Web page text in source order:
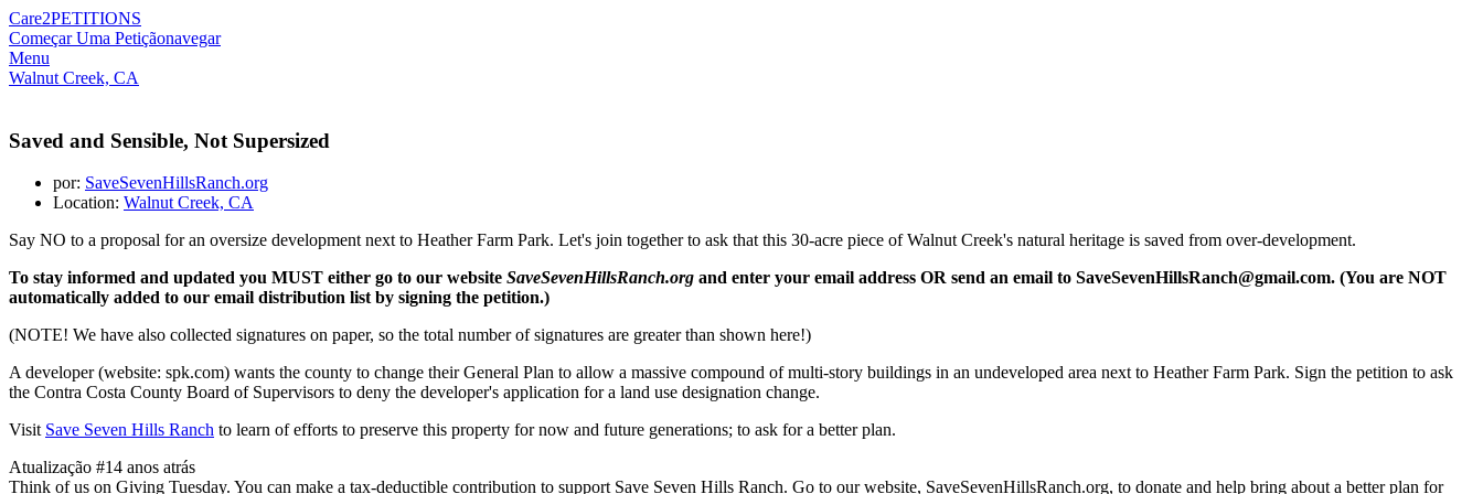
Care2PETITIONS
Começar Uma Petiçãonavegar
Menu
Walnut Creek, CA
Saved and Sensible, Not Supersized
por: SaveSevenHillsRanch.org
Location: Walnut Creek, CA
Say NO to a proposal for an oversize development next to Heather Farm Park. Let's join together to ask that this 30-acre piece of Walnut Creek's natural heritage is saved from over-development.
To stay informed and updated you MUST either go to our website SaveSevenHillsRanch.org and enter your email address OR send an email to SaveSevenHillsRanch@gmail.com. (You are NOT
automatically added to our email distribution list by signing the petition.)
(NOTE! We have also collected signatures on paper, so the total number of signatures are greater than shown here!)
A developer (website: spk.com) wants the county to change their General Plan to allow a massive compound of multi-story buildings in an undeveloped area next to Heather Farm Park. Sign the petition to ask
the Contra Costa County Board of Supervisors to deny the developer's application for a land use designation change.
Visit Save Seven Hills Ranch to learn of efforts to preserve this property for now and future generations; to ask for a better plan.
Atualização #14 anos atrás
Think of us on Giving Tuesday. You can make a tax-deductible contribution to support Save Seven Hills Ranch. Go to our website, SaveSevenHillsRanch.org, to donate and help bring about a better plan for